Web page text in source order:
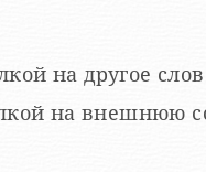
на другое
на внешнюю